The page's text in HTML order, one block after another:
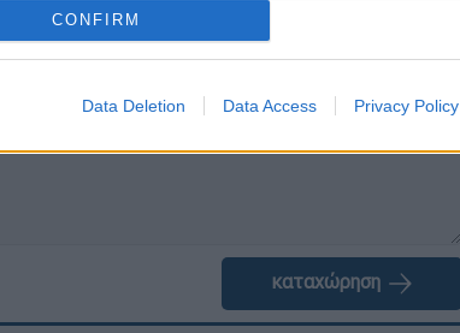
CONFIRM
Data Deletion Data Access Privacy Policy
ΕΘΝΟΣ θα παρεμβαίνει και τα προσβλητικά σχόλια θα
καταχώρηση